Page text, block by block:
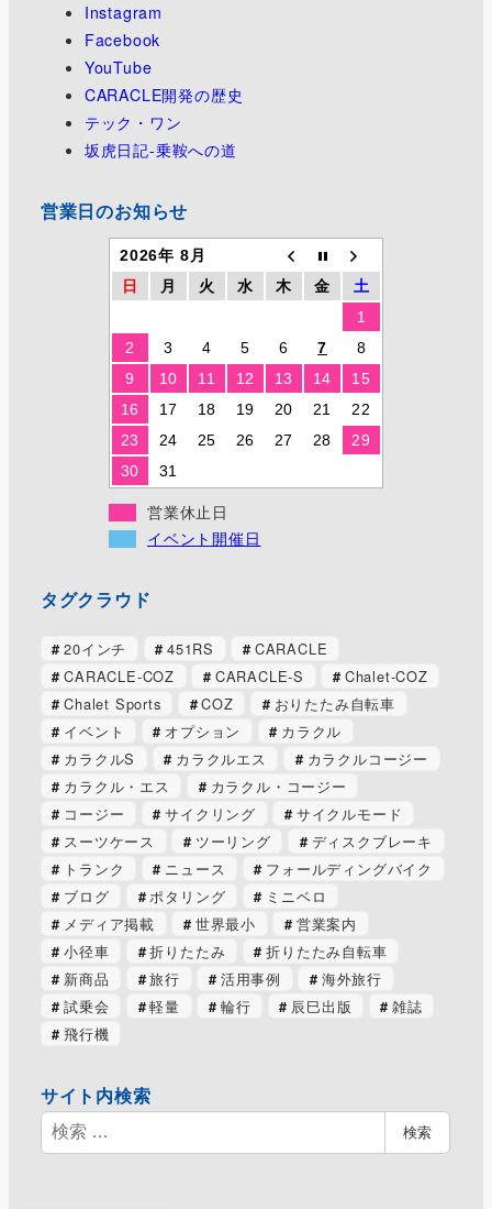
Instagram
Facebook
YouTube
CARACLE開発の歴史
テック・ワン
坂虎日記-乗鞍への道
営業日のお知らせ
2026年 8月
日
月 火 水 木 金
土
1
2
3 4 5 6 7
8
9
10 11 12 13 14
15
16
17 18 19 20 21
22
23
24 25 26 27 28
29
30
31
営業休止日
イベント開催日
タグクラウド
20インチ 451RS
CARACLE
CARACLE-COZ
CARACLE-S
Chalet-COZ
Chalet Sports
COZ
おりたたみ自転車
イベント
オプション
カラクル
カラクルS
カラクルエス
カラクルコージー
カラクル・エス
カラクル・コージー
コージー
サイクリング
サイクルモード
スーツケース
ツーリング
ディスクブレーキ
トランク
ニュース
フォールディングバイク
ブログ
ポタリング
ミニベロ
メディア掲載
世界最小
営業案内
小径車
折りたたみ
折りたたみ自転車
新商品
旅行 活用事例
海外旅行
試乗会
軽量 輪行 辰巳出版
雑誌
飛行機
サイト内検索
検
索
検索